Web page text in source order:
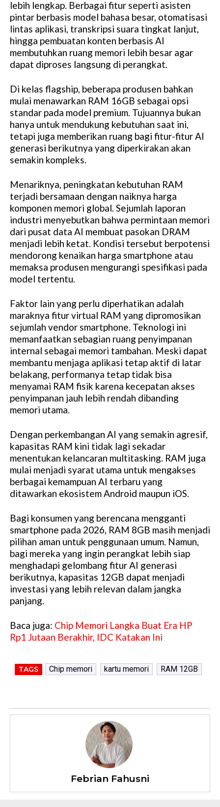
lebih lengkap. Berbagai fitur seperti asisten
pintar berbasis model bahasa besar, otomatisasi
lintas aplikasi, transkripsi suara tingkat lanjut,
hingga pembuatan konten berbasis AI
membutuhkan ruang memori lebih besar agar
dapat diproses langsung di perangkat.
Di kelas flagship, beberapa produsen bahkan
mulai menawarkan RAM 16GB sebagai opsi
standar pada model premium. Tujuannya bukan
hanya untuk mendukung kebutuhan saat ini,
tetapi juga memberikan ruang bagi fitur-fitur AI
generasi berikutnya yang diperkirakan akan
semakin kompleks.
Menariknya, peningkatan kebutuhan RAM
terjadi bersamaan dengan naiknya harga
komponen memori global. Sejumlah laporan
industri menyebutkan bahwa permintaan memori
dari pusat data AI membuat pasokan DRAM
menjadi lebih ketat. Kondisi tersebut berpotensi
mendorong kenaikan harga smartphone atau
memaksa produsen mengurangi spesifikasi pada
model tertentu.
Faktor lain yang perlu diperhatikan adalah
maraknya fitur virtual RAM yang dipromosikan
sejumlah vendor smartphone. Teknologi ini
memanfaatkan sebagian ruang penyimpanan
internal sebagai memori tambahan. Meski dapat
membantu menjaga aplikasi tetap aktif di latar
belakang, performanya tetap tidak bisa
menyamai RAM fisik karena kecepatan akses
penyimpanan jauh lebih rendah dibanding
memori utama.
Dengan perkembangan AI yang semakin agresif,
kapasitas RAM kini tidak lagi sekadar
menentukan kelancaran multitasking. RAM juga
mulai menjadi syarat utama untuk mengakses
berbagai kemampuan AI terbaru yang
ditawarkan ekosistem Android maupun iOS.
Bagi konsumen yang berencana mengganti
smartphone pada 2026, RAM 8GB masih menjadi
pilihan aman untuk penggunaan umum. Namun,
bagi mereka yang ingin perangkat lebih siap
menghadapi gelombang fitur AI generasi
berikutnya, kapasitas 12GB dapat menjadi
investasi yang lebih relevan dalam jangka
panjang.
Baca juga: Chip Memori Langka Buat Era HP
Rp1 Jutaan Berakhir, IDC Katakan Ini
TAGS Chip memori kartu memori RAM 12GB
Febrian Fahusni